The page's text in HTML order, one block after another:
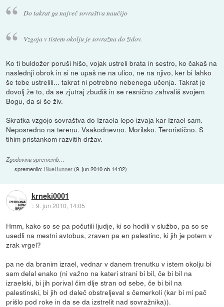
Do takrat ga največ sovraštva naučijo
Vzgoja v tistem okolju je sovražna do židov.
Ko ti buldožer poruši hišo, vojak ustreli brata in sestro, ko čakaš na
naslednji obrok in si ne upaš ne na ulico, ne na njivo, ker bi lahko
še tebe ustrelili... takrat ni potrebno nebenega učenja. Takrat je
dovolj že to, da se zjutraj zbudiš in se resnično zahvališ svojem
Bogu, da si še živ.
Skratka vzgojo sovraštva do Izraela lepo izvaja kar Izrael sam.
Neposredno na terenu. Vsakodnevno. Morilsko. Teroristično. S
tihim pristankom razvitih držav.
Zgodovina sprememb…
spremenilo: BlueRunner(9. jun 2010 ob 14:02)
krneki0001
::9. jun 2010, 14:05
Hmm, kako so se pa počutili ljudje, ki so hodili v službo, pa so se
usedli na mestni avtobus, zraven pa en palestinc, ki jih je potem v
zrak vrgel?
pa ne da branim izrael, vednar v danem trenutku v istem okolju bi
sam delal enako (ni važno na kateri strani bi bil, če bi bil na
izraelski, bi jih porival čim dlje stran od sebe, če bi bil na
palestinski, bi jih od daleč obstreljeval s čemerkoli (kar bi mi pač
prišlo pod roke in da se da izstrelit nad sovražnika)).